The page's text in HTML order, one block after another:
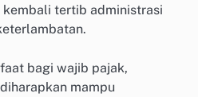
tertib administrasi
bagi wajib pajak,
mampu